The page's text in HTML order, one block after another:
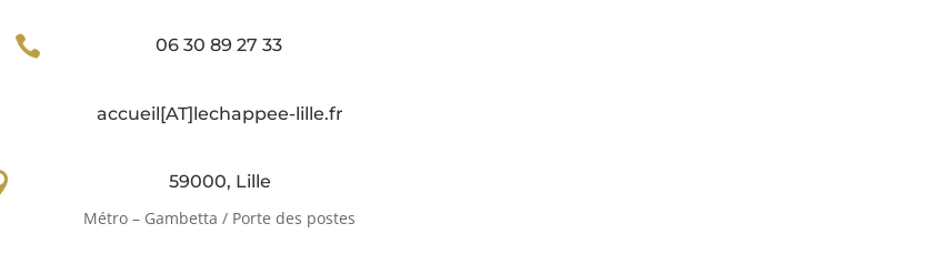
 06 30 89 27 33
accueil[AT]lechappee-lille.fr
59000, Lille
Métro – Gambetta / Porte des postes